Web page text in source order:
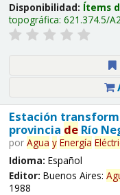
Disponibilidad: Ítems
topográfica: 621.374.5/
Estación
provincia deRío
por Agua y Energía
Idioma: Español
Editor: Buenos Aires:
1988